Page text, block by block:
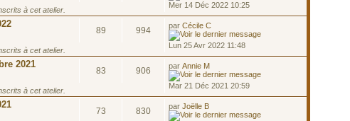
à cet atelier.
Mer 14 Déc 2022 10:25
à cet atelier.
89 994 parCécile C
Lun 25 Avr 2022 11:48
2021
à cet atelier.
83 906 parAnnie M
Mar 21 Déc 2021 20:59
73 830 parJoëlle B